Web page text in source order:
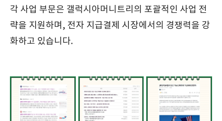
각 사업 부문은 갤럭시아머니트리의 포괄적인 사업 전
략을 지원하며, 전자 지급결제 시장에서의 경쟁력을 강
화하고 있습니다.